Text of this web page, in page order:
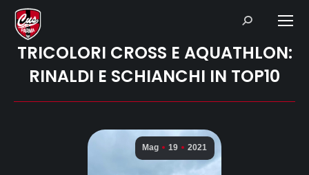
Search:
TRICOLORI CROSS E AQUATHLON:
RINALDI E SCHIANCHI IN TOP10
Mag 19 2021